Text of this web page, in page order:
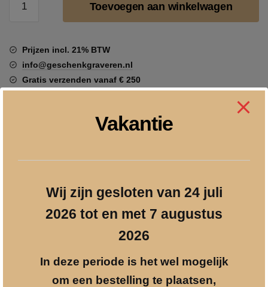
mangohout
metalen
harten
aantal
Toevoegen aan winkelwagen
Prijzen incl. 21% BTW
info@geschenkgraveren.nl
Gratis verzenden vanaf € 250
Dit beeldjeDouble “Love”is een aluminium sculptuur van twee
elkaar versmolten en staan ​​symbool voor de liefde tussen twee
bruiloften, verjaardag of valentijnsdag.
Vakantie
Wij zijn gesloten van 24 juli
2026 tot en met 7 augustus
2026
In deze periode is het wel mogelijk
om een bestelling te plaatsen,